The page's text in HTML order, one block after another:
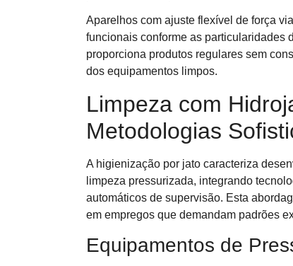
Aparelhos com ajuste flexível de força
funcionais conforme as particularidades
proporciona produtos regulares sem
dos equipamentos limpos.
Limpeza com
Metodologias
A higienização por jato caracteriza
limpeza pressurizada, integrando
automáticos de supervisão. Esta
em empregos que demandam padrões
Equipamentos de